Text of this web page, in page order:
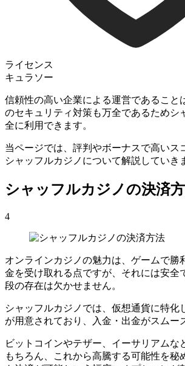
ライセンス
キュラソー
信頼性の高い企業による運営であること
のセキュリティ対策も万全であるためシ
全に利用できます。
当ページでは、評判やボーナスで高いス
シャッフルカジノについて解説していき
シャッフルカジノの決済
4
オンラインカジノの魅力は、ゲームで勝
金を受け取れる点ですが、それには安全
段の存在は欠かせません。
シャッフルカジノでは、仮想通貨に特化
が用意されており、入金・出金がスムー
ビットコインやテザー、イーサリアムな
もちろん、これから高騰する可能性を秘